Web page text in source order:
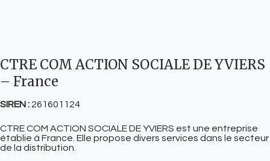
CTRE COM ACTION SOCIALE DE YVIERS
– France
SIREN : 261601124
CTRE COM ACTION SOCIALE DE YVIERS est une entreprise
établie à France. Elle propose divers services dans le secteur
de la distribution.